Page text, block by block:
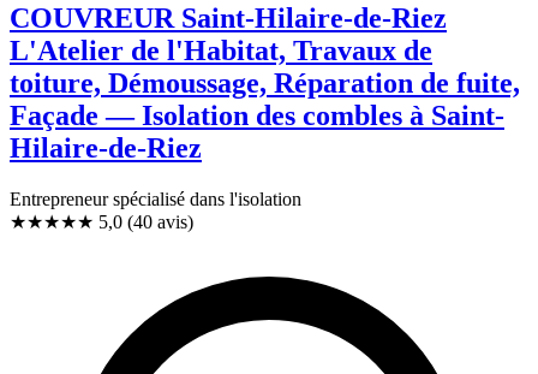
COUVREUR Saint-Hilaire-de-Riez
L'Atelier de l'Habitat, Travaux de
toiture, Démoussage, Réparation de fuite,
Façade — Isolation des combles à Saint-
Hilaire-de-Riez
Entrepreneur spécialisé dans l'isolation
★★★★★ 5,0 (40 avis)